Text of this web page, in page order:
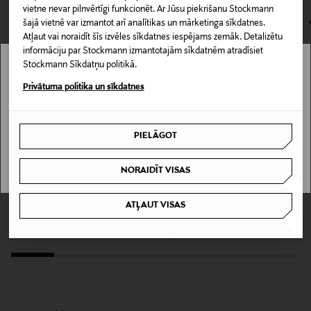
vietne nevar pilnvērtīgi funkcionēt. Ar Jūsu piekrišanu Stockmann
šajā vietnē var izmantot arī analītikas un mārketinga sīkdatnes.
Atļaut vai noraidīt šīs izvēles sīkdatnes iespējams zemāk. Detalizētu
informāciju par Stockmann izmantotajām sīkdatnēm atradīsiet
Stockmann Sīkdatņu politikā.
Privātuma politika un sīkdatnes
PIELĀGOT
NORAIDĪT VISAS
ATĻAUT VISAS
kontrastu stikla caurspīdīgumam un ikoniskajai Prada
sarkanajai līnijai.
132855325
Iepakojuma izmērs
100 ml
Vīriešu parfimērijas ūdens
kas tiek atdoti atpakaļ, ir jābūt to sākotnējā neatvērtajā
iepakojumā.
PREČU ATGRIEŠANAS POLITIKA
Original Price
105,00 €
Luna Rossa Carbon Eau de Parfum
Stockmann nav pieejams tavā valstī.
I UNDERSTAND